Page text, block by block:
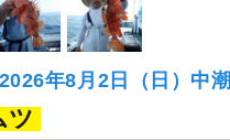
年8月2日（日）中潮
ツ